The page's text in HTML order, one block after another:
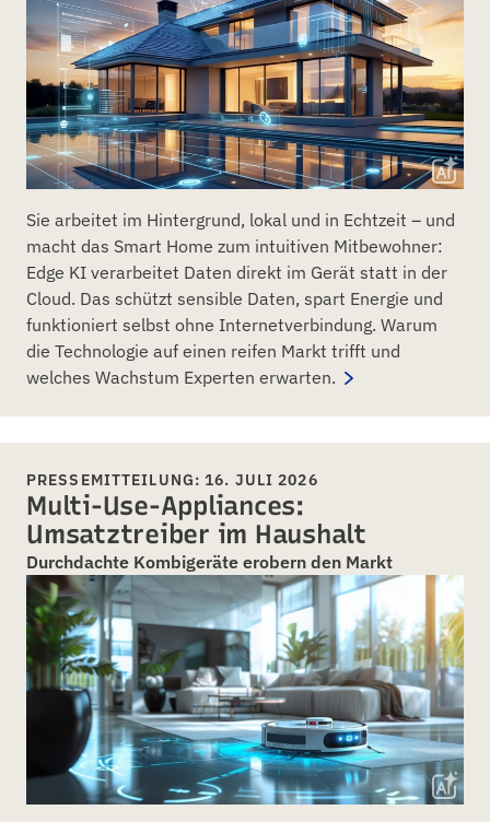
Sie arbeitet im Hintergrund, lokal und in Echtzeit – und
macht das Smart Home zum intuitiven Mitbewohner:
Edge KI verarbeitet Daten direkt im Gerät statt in der
Cloud. Das schützt sensible Daten, spart Energie und
funktioniert selbst ohne Internetverbindung. Warum
die Technologie auf einen reifen Markt trifft und
welches Wachstum Experten erwarten.
PRESSEMITTEILUNG: 16. JULI 2026
Multi-Use-Appliances:
Umsatztreiber im Haushalt
Durchdachte Kombigeräte erobern den Markt